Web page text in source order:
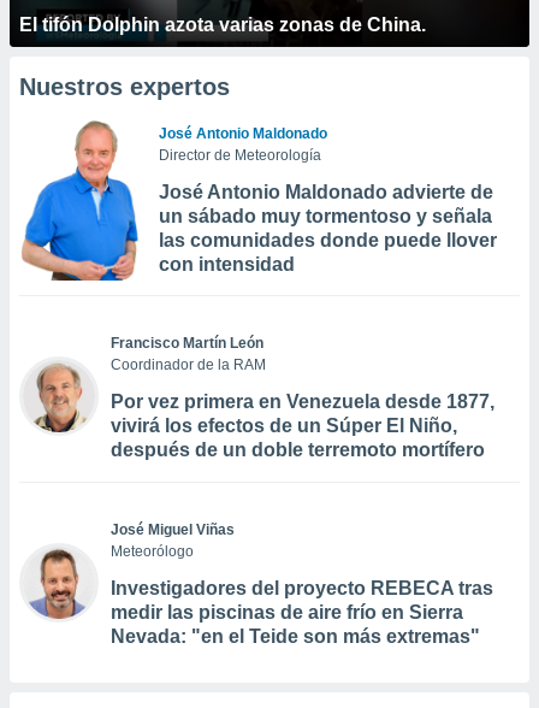
El tifón Dolphin azota varias zonas de China.
Nuestros expertos
José Antonio Maldonado
Director de Meteorología
José Antonio Maldonado advierte de
un sábado muy tormentoso y señala
las comunidades donde puede llover
con intensidad
Francisco Martín León
Coordinador de la RAM
Por vez primera en Venezuela desde 1877,
vivirá los efectos de un Súper El Niño,
después de un doble terremoto mortífero
José Miguel Viñas
Meteorólogo
Investigadores del proyecto REBECA tras
medir las piscinas de aire frío en Sierra
Nevada: "en el Teide son más extremas"